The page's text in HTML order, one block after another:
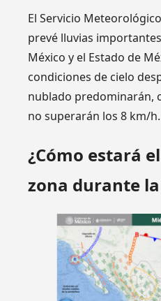
El Servicio
prevé lluvias
México y el Estado de
condiciones de cielo
nublado predominarán,
no superarán los 8 km/h.
¿Cómo estará
zona durante